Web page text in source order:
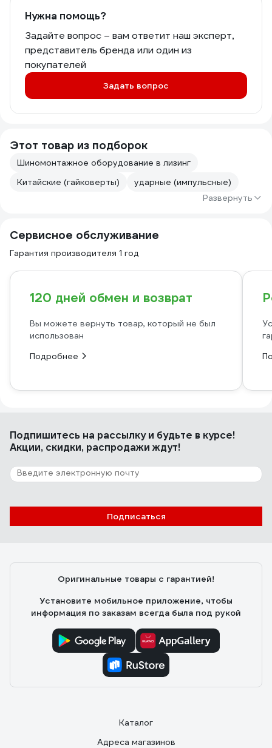
Нужна помощь?
Задайте вопрос – вам ответит наш эксперт,
представитель бренда или один из
покупателей
Задать вопрос
Этот товар из подборок
Шиномонтажное оборудование в лизинг
Китайские (гайковерты)
ударные (импульсные)
Развернуть
Сервисное обслуживание
Гарантия производителя 1 год
120 дней обмен и возврат
Вы можете вернуть товар, который не был
использован
Подробнее
Подпишитесь на рассылкуи будьте в курсе!
Акции, скидки, распродажи ждут!
Подписаться
Оригинальные товары с гарантией!
Установите мобильное приложение, чтобы
информация по заказам всегда была под рукой
Каталог
Адреса магазинов